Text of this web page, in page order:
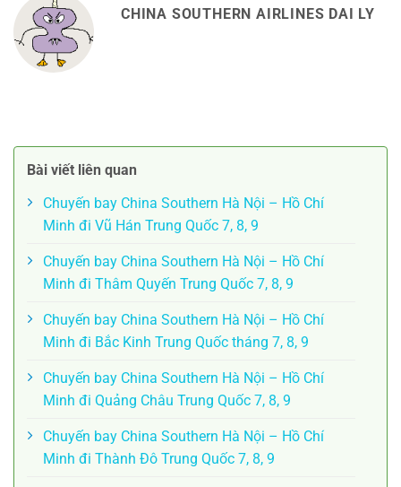
CHINA SOUTHERN AIRLINES DAI LY
Bài viết liên quan
Chuyến bay China Southern Hà Nội – Hồ Chí
Minh đi Vũ Hán Trung Quốc 7, 8, 9
Chuyến bay China Southern Hà Nội – Hồ Chí
Minh đi Thâm Quyến Trung Quốc 7, 8, 9
Chuyến bay China Southern Hà Nội – Hồ Chí
Minh đi Bắc Kinh Trung Quốc tháng 7, 8, 9
Chuyến bay China Southern Hà Nội – Hồ Chí
Minh đi Quảng Châu Trung Quốc 7, 8, 9
Chuyến bay China Southern Hà Nội – Hồ Chí
Minh đi Thành Đô Trung Quốc 7, 8, 9